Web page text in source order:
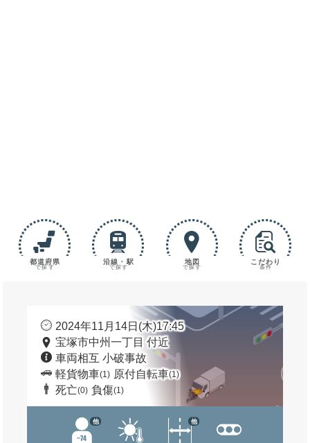
都道府県
で探す
沿線・駅
で探す
地図
で探す
こだわり
条件
2024年11月14日(木)17:45
宝塚市中州一丁目 付近
車両相互 小破事故
軽貨物車(1) 原付自転車(1)
死亡(0) 負傷(1)
他 他